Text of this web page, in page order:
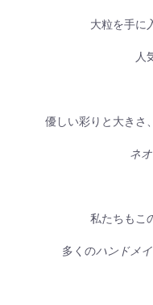
大粒を手に
人
優しい彩りと大きさ
ネ
私たちもこ
多くのハンドメ